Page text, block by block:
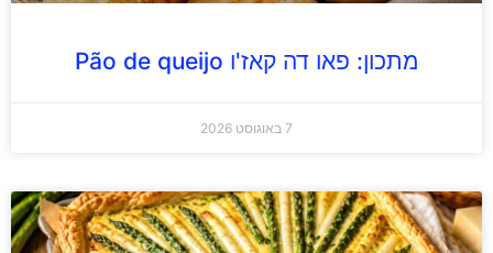
מתכון: פאו דה קאז'ו Pão de queijo
7 באוגוסט 2026